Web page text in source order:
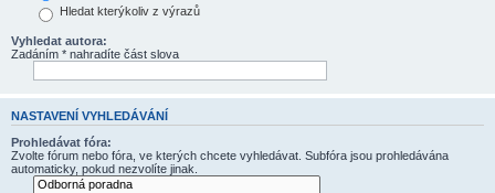
Hledat kterýkoliv z výrazů
Vyhledat autora:
Zadáním * nahradíte část slova
NASTAVENÍ VYHLEDÁVÁNÍ
Prohledávat fóra:
Zvolte fórum nebo fóra, ve kterých chcete vyhledávat. Subfóra jsou prohledávána
automaticky, pokud nezvolíte jinak.